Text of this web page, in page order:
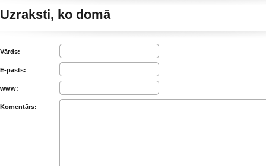
Uzraksti, ko domā
Vārds:
E-pasts:
www:
Komentārs: